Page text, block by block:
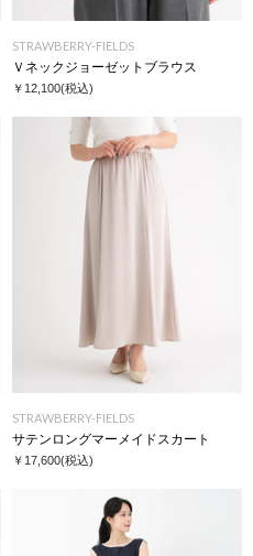
STRAWBERRY-FIELDS
Ｖネックジョーゼットブラウス
￥12,100(税込)
STRAWBERRY-FIELDS
サテンロングマーメイドスカート
￥17,600(税込)